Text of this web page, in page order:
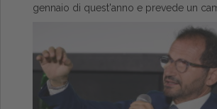
gennaio di quest'anno e prevede un